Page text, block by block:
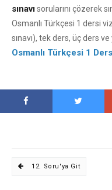
sınavısorularını çözerek
Osmanlı Türkçesi 1 dersi
sınavı), tek ders, üç ders
Osmanlı Türkçesi 1
12. Soru'ya Git